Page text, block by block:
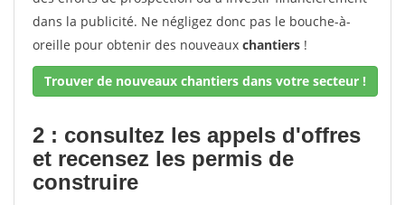
dans la publicité. Ne négligez donc pas le bouche-à-
oreille pour obtenir des nouveaux chantiers !
Trouver de nouveaux chantiers dans votre secteur !
2 : consultez les appels d'offres
et recensez les permis de
construire